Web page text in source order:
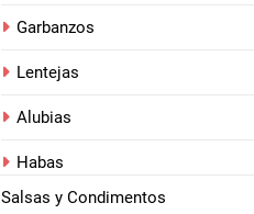
Garbanzos
Lentejas
Alubias
Habas
Salsas y Condimentos